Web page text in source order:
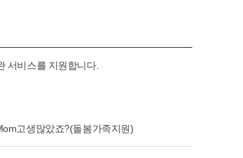
서비스를 지원합니다.
고생많았죠?(돌봄가족지원)